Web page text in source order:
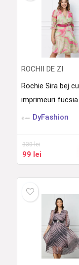
ROCHII DE ZI
Rochie Sira bej cu
imprimeuri fucsia
DyFashion
330lei
Prețul
inițial
330 lei.
99 leiPrețul
curent